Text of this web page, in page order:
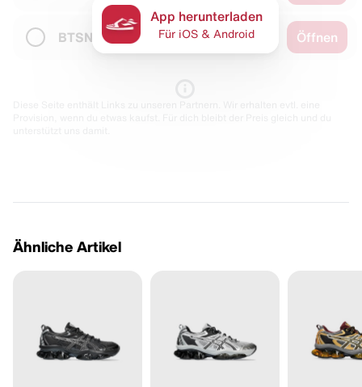
BTSN Öffnen
App herunterladen
Für iOS & Android
Ähnliche Artikel